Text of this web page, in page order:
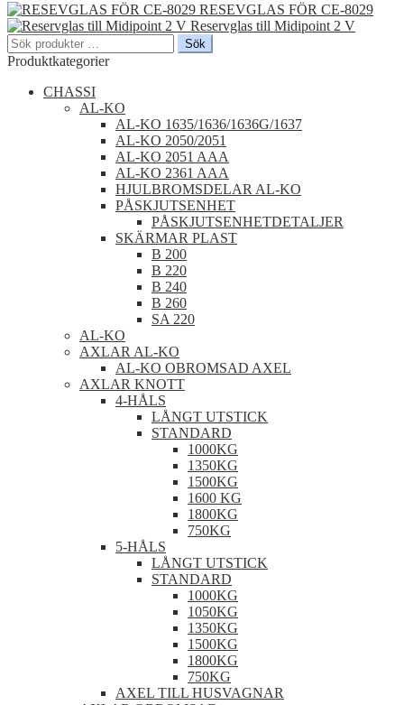
RESEVGLAS FÖR CE-8029
Reservglas till Midipoint 2 V
Sök
efter:
Sök
Produktkategorier
CHASSI
AL-KO
AL-KO 1635/1636/1636G/1637
AL-KO 2050/2051
AL-KO 2051 AAA
AL-KO 2361 AAA
HJULBROMSDELAR AL-KO
PÅSKJUTSENHET
PÅSKJUTSENHETDETALJER
SKÄRMAR PLAST
B 200
B 220
B 240
B 260
SA 220
AL-KO
AXLAR AL-KO
AL-KO OBROMSAD AXEL
AXLAR KNOTT
4-HÅLS
LÅNGT UTSTICK
STANDARD
1000KG
1350KG
1500KG
1600 KG
1800KG
750KG
5-HÅLS
LÅNGT UTSTICK
STANDARD
1000KG
1050KG
1350KG
1500KG
1800KG
750KG
AXEL TILL HUSVAGNAR